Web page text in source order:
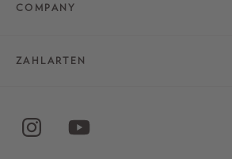
COMPANY
ZAHLARTEN